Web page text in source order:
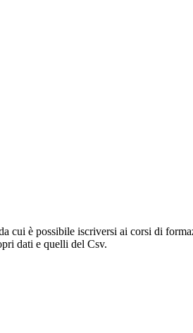
cui è possibile iscriversi ai corsi di
dati e quelli del Csv.